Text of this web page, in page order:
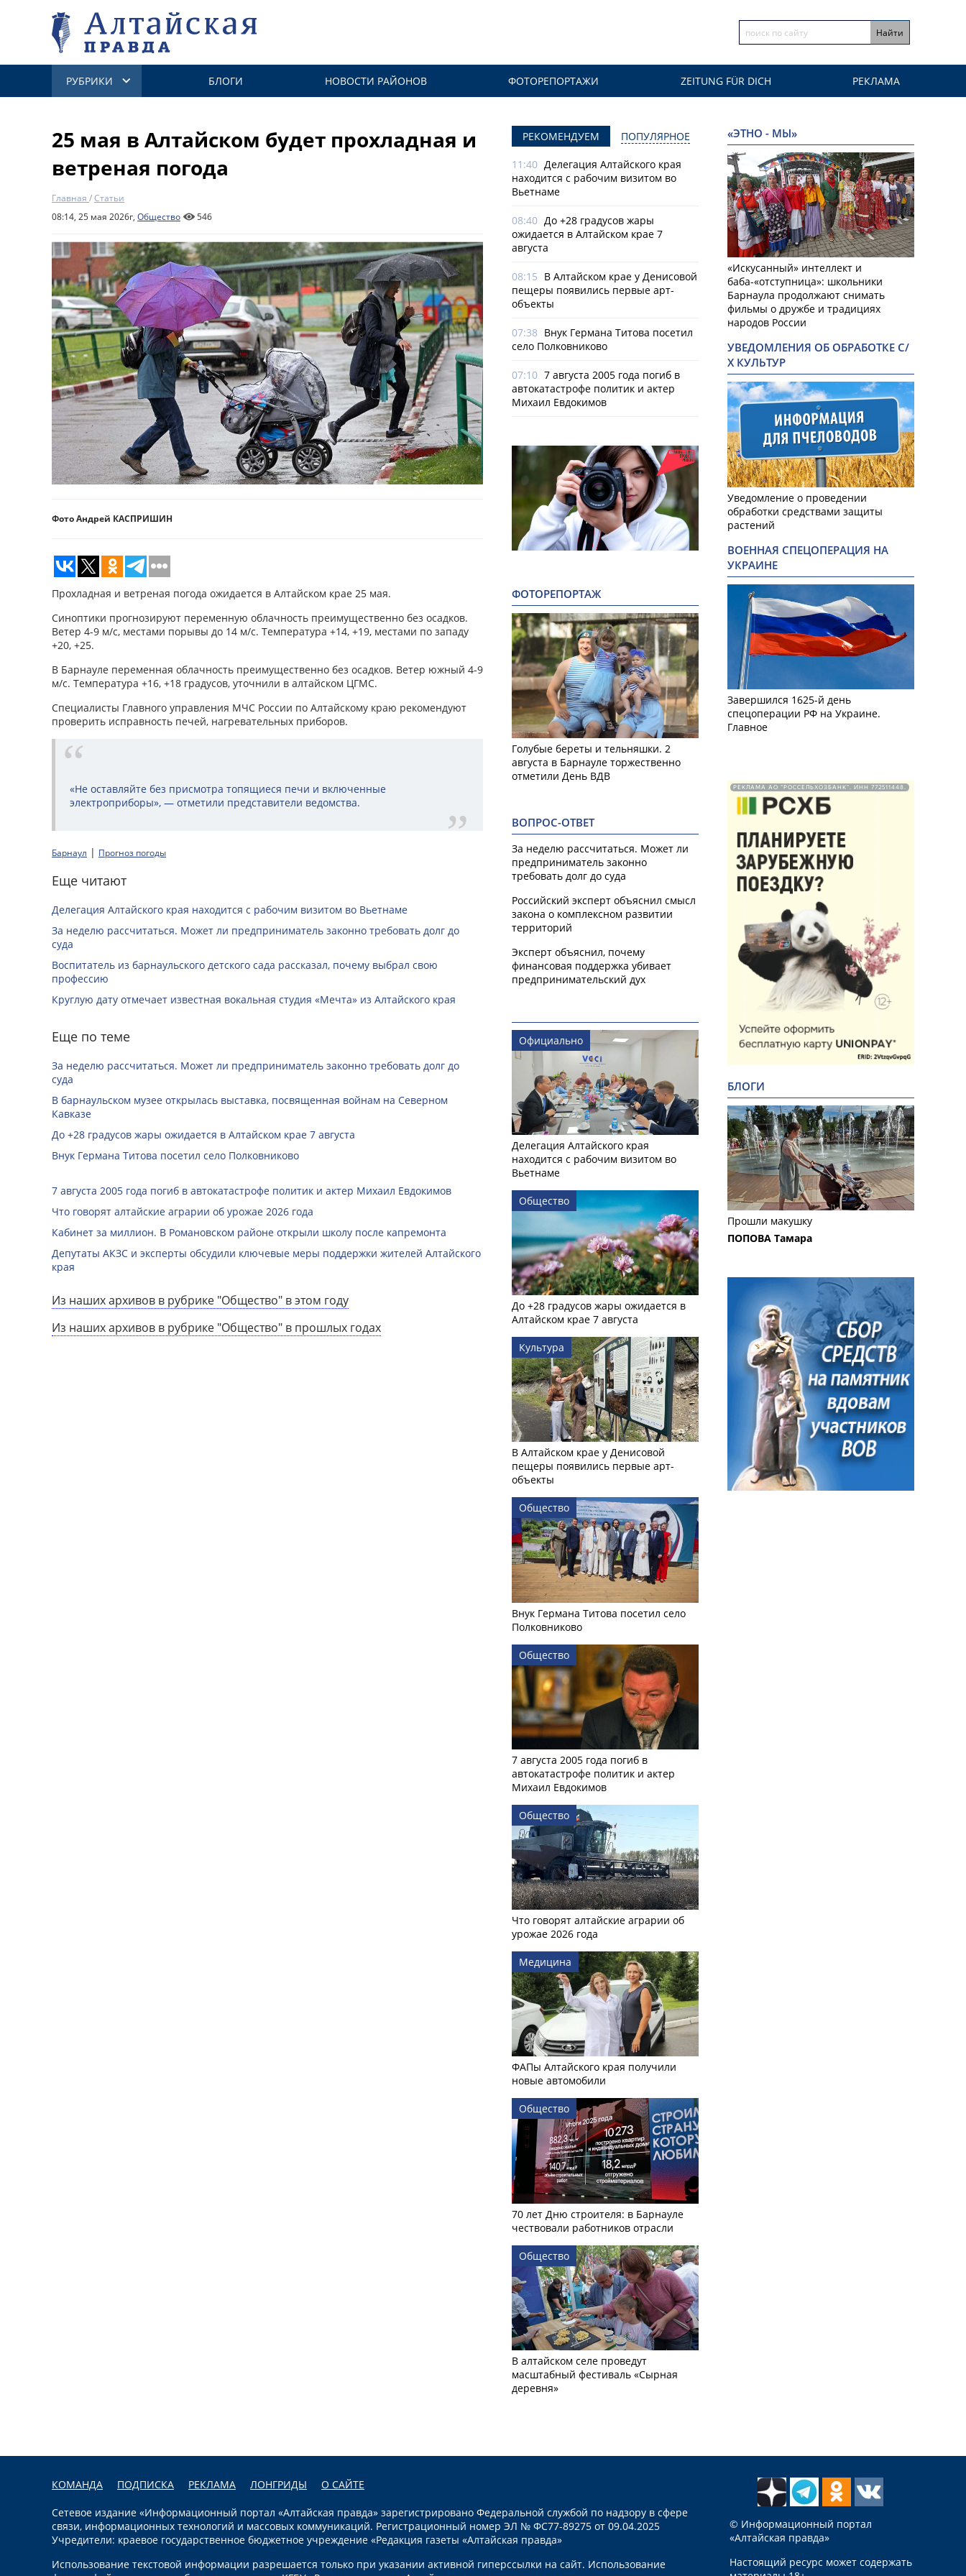
РУБРИКИ БЛОГИ НОВОСТИ РАЙОНОВ ФОТОРЕПОРТАЖИ ZEITUNG FÜR DICH РЕКЛАМА
25 мая в Алтайском будет прохладная и
ветреная погода
Главная /Статьи
08:14, 25 мая 2026г, Общество 546
Фото Андрей КАСПРИШИН
Прохладная и ветреная погода ожидается в Алтайском крае 25 мая.
Синоптики прогнозируют переменную облачность преимущественно без осадков.
Ветер 4-9 м/с, местами порывы до 14 м/с. Температура +14, +19, местами по западу
+20, +25.
В Барнауле переменная облачность преимущественно без осадков. Ветер южный 4-9
м/с. Температура +16, +18 градусов, уточнили в алтайском ЦГМС.
Специалисты Главного управления МЧС России по Алтайскому краю рекомендуют
проверить исправность печей, нагревательных приборов.
«Не оставляйте без присмотра топящиеся печи и включенные
электроприборы», — отметили представители ведомства.
Барнаул | Прогноз погоды
Еще читают
Делегация Алтайского края находится с рабочим визитом во Вьетнаме
За неделю рассчитаться. Может ли предприниматель законно требовать долг до
суда
Воспитатель из барнаульского детского сада рассказал, почему выбрал свою
профессию
Круглую дату отмечает известная вокальная студия «Мечта» из Алтайского края
Еще по теме
За неделю рассчитаться. Может ли предприниматель законно требовать долг до
суда
В барнаульском музее открылась выставка, посвященная войнам на Северном
Кавказе
До +28 градусов жары ожидается в Алтайском крае 7 августа
Внук Германа Титова посетил село Полковниково
7 августа 2005 года погиб в автокатастрофе политик и актер Михаил Евдокимов
Что говорят алтайские аграрии об урожае 2026 года
Кабинет за миллион. В Романовском районе открыли школу после капремонта
Депутаты АКЗС и эксперты обсудили ключевые меры поддержки жителей Алтайского
края
Из наших архивов в рубрике "Общество" в этом году
Из наших архивов в рубрике "Общество" в прошлых годах
РЕКОМЕНДУЕМ ПОПУЛЯРНОЕ
11:40 Делегация Алтайского края
находится с рабочим визитом во
Вьетнаме
08:40 До +28 градусов жары
ожидается в Алтайском крае 7
августа
08:15 В Алтайском крае у Денисовой
пещеры появились первые арт-
объекты
07:38 Внук Германа Титова посетил
село Полковниково
07:10 7 августа 2005 года погиб в
автокатастрофе политик и актер
Михаил Евдокимов
ФОТОРЕПОРТАЖ
Голубые береты и тельняшки. 2
августа в Барнауле торжественно
отметили День ВДВ
ВОПРОС-ОТВЕТ
За неделю рассчитаться. Может ли
предприниматель законно
требовать долг до суда
Российский эксперт объяснил смысл
закона о комплексном развитии
территорий
Эксперт объяснил, почему
финансовая поддержка убивает
предпринимательский дух
Официально
Делегация Алтайского края
находится с рабочим визитом во
Вьетнаме
Общество
До +28 градусов жары ожидается в
Алтайском крае 7 августа
Культура
В Алтайском крае у Денисовой
пещеры появились первые арт-
объекты
Общество
Внук Германа Титова посетил село
Полковниково
Общество
7 августа 2005 года погиб в
автокатастрофе политик и актер
Михаил Евдокимов
Общество
Что говорят алтайские аграрии об
урожае 2026 года
Медицина
ФАПы Алтайского края получили
новые автомобили
Общество
70 лет Дню строителя: в Барнауле
чествовали работников отрасли
Общество
В алтайском селе проведут
масштабный фестиваль «Сырная
деревня»
«ЭТНО - МЫ»
«Искусанный» интеллект и
баба-«отступница»: школьники
Барнаула продолжают снимать
фильмы о дружбе и традициях
народов России
УВЕДОМЛЕНИЯ ОБ ОБРАБОТКЕ С/
Х КУЛЬТУР
Уведомление о проведении
обработки средствами защиты
растений
ВОЕННАЯ СПЕЦОПЕРАЦИЯ НА
УКРАИНЕ
Завершился 1625-й день
спецоперации РФ на Украине.
Главное
РЕКЛАМА АО "РОССЕЛЬХОЗБАНК". ИНН 772511448.
БЛОГИ
Прошли макушку
ПОПОВА Тамара
КОМАНДА ПОДПИСКА РЕКЛАМА ЛОНГРИДЫ О САЙТЕ
Сетевое издание «Информационный портал «Алтайская правда» зарегистрировано Федеральной службой по надзору в сфере
связи, информационных технологий и массовых коммуникаций. Регистрационный номер ЭЛ № ФС77-89275 от 09.04.2025
Учредители: краевое государственное бюджетное учреждение «Редакция газеты «Алтайская правда»
Использование текстовой информации разрешается только при указании активной гиперссылки на сайт. Использование
© Информационный портал
«Алтайская правда»
Настоящий ресурс может содержать